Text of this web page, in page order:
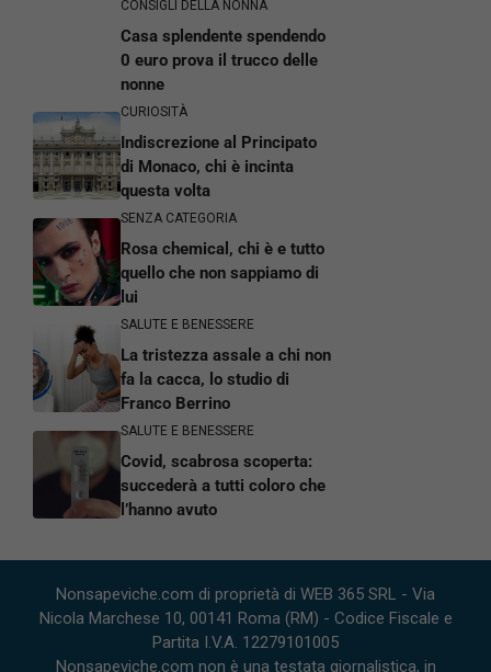
CONSIGLI DELLA NONNA
Casa splendente spendendo
0 euro prova il trucco delle
nonne
CURIOSITÀ
Indiscrezione al Principato
di Monaco, chi è incinta
questa volta
SENZA CATEGORIA
Rosa chemical, chi è e tutto
quello che non sappiamo di
lui
SALUTE E BENESSERE
La tristezza assale a chi non
fa la cacca, lo studio di
Franco Berrino
SALUTE E BENESSERE
Covid, scabrosa scoperta:
succederà a tutti coloro che
l’hanno avuto
Nonsapeviche.com di proprietà di WEB 365 SRL - Via
Nicola Marchese 10, 00141 Roma (RM) - Codice Fiscale e
Partita I.V.A. 12279101005
Nonsapeviche.com non è una testata giornalistica, in